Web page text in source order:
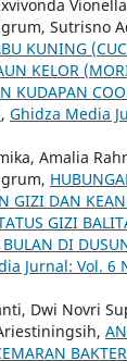
Sutrisno
KUNING
KELOR
KUDAPAN
, Ghidza Media
Amalia
GIZI DAN
GIZI
DI
Jurnal: Vol. 6
Dwi Novri